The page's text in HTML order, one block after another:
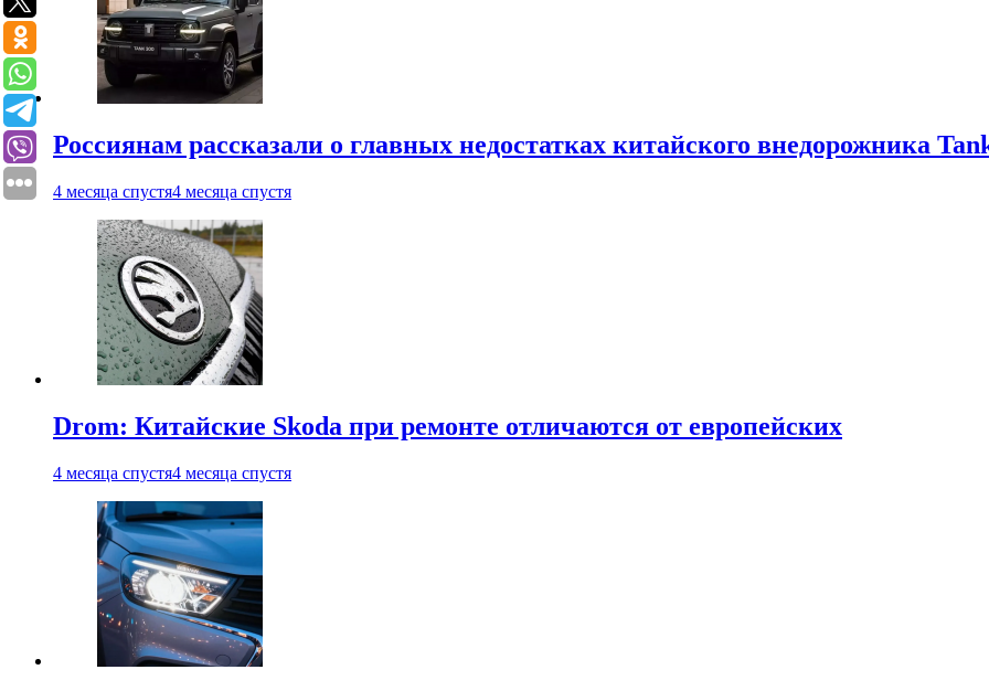
Россиянам рассказали о главных недостатках китайского внедорожника
4 месяца спустя4 месяца спустя
Drom: Китайские Skoda при ремонте отличаются от европейских
4 месяца спустя4 месяца спустя